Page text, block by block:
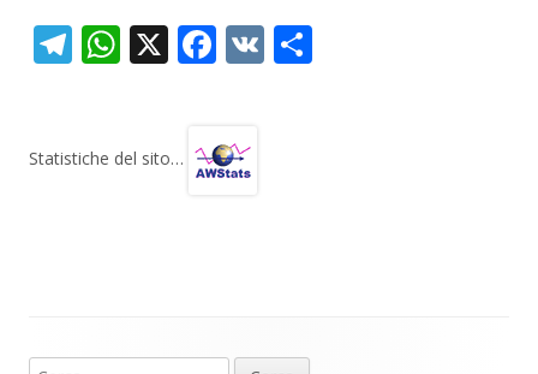
T
gr
W
s
X F
b
V
Statistiche del sito…